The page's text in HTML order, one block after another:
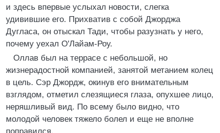
и здесь впервые услыхал новости, слегка
удивившие его. Прихватив с собой Джорджа
Дугласа, он отыскал Тади, чтобы разузнать у него,
почему уехал О'Лайам-Роу.
Оллав был на террасе с небольшой, но
жизнерадостной компанией, занятой метанием колец
в цель. Сэр Джордж, окинув его внимательным
взглядом, отметил слезящиеся глаза, опухшее лицо,
неряшливый вид. По всему было видно, что
молодой человек тяжело болел и еще не вполне